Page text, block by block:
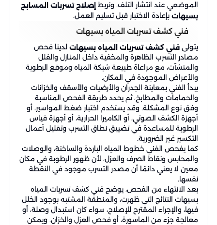
الموضعي عند انتشار التلف. ونربط إصلاح تسربات المسابح
بسيهات بإعادة الاختبار قبل تسليم العمل.
فني كشف تسربات المياه بسيهات
يتولى فني كشف تسربات المياه بسيهات لدينا فحص
مصادر التسرب الظاهرة والمخفية داخل المنازل والفلل
والمنشآت، مع مراعاة طبيعة شبكة المياه وموقع الرطوبة
والأعراض الموجودة في المكان.
يبدأ الفني بمعاينة الجدران والأرضيات والأسقف والخزانات
والحمامات والمطابخ، ثم يحدد طريقة الفحص المناسبة
وفق نوع المشكلة. وقد يستخدم اختبار ضغط المواسير، أو
أجهزة الكشف الصوتي، أو الكاميرا الحرارية، أو أجهزة قياس
الرطوبة للمساعدة في تضييق نطاق التسرب وتقليل أعمال
التكسير غير الضرورية.
كما يفحص الفني خطوط المياه الباردة والساخنة، والوصلات
والمحابس ونقاط الصرف والعزل، لأن ظهور الرطوبة في مكان
معين لا يعني دائمًا أن مصدر التسرب موجود في النقطة
نفسها.
بعد الانتهاء من الفحص، يوضح فني كشف تسربات المياه
بسيهات النتائج التي ظهرت، والمنطقة المشتبه بوجود الخلل
فيها، والإجراء المقترح للإصلاح، سواء كان استبدال وصلة، أو
معالجة جزء من الماسورة، أو فحص العزل والخزان. ويمكن